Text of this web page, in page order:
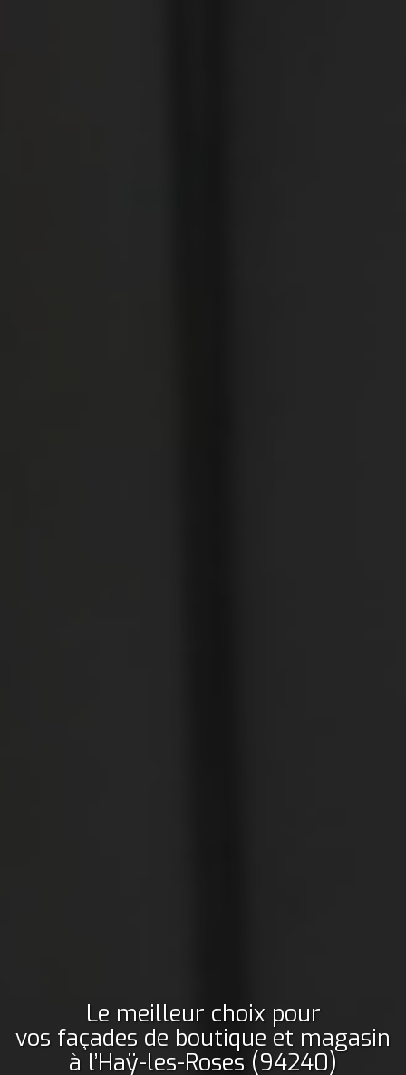
Le meilleur choix pour
vos façades de boutique et magasin
à l’Haÿ-les-Roses (94240)